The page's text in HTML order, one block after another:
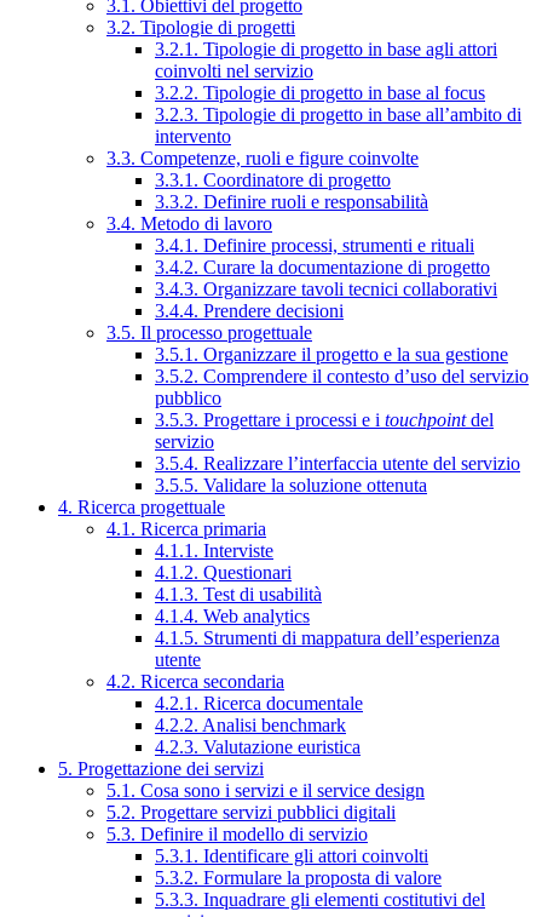
3.1. Obiettivi del progetto
3.2. Tipologie di progetti
3.2.1. Tipologie di progetto in base agli attori
coinvolti nel servizio
3.2.2. Tipologie di progetto in base al focus
3.2.3. Tipologie di progetto in base all’ambito di
intervento
3.3. Competenze, ruoli e figure coinvolte
3.3.1. Coordinatore di progetto
3.3.2. Definire ruoli e responsabilità
3.4. Metodo di lavoro
3.4.1. Definire processi, strumenti e rituali
3.4.2. Curare la documentazione di progetto
3.4.3. Organizzare tavoli tecnici collaborativi
3.4.4. Prendere decisioni
3.5. Il processo progettuale
3.5.1. Organizzare il progetto e la sua gestione
3.5.2. Comprendere il contesto d’uso del servizio
pubblico
3.5.3. Progettare i processi e i touchpointdel
servizio
3.5.4. Realizzare l’interfaccia utente del servizio
3.5.5. Validare la soluzione ottenuta
4. Ricerca progettuale
4.1. Ricerca primaria
4.1.1. Interviste
4.1.2. Questionari
4.1.3. Test di usabilità
4.1.4. Web analytics
4.1.5. Strumenti di mappatura dell’esperienza
utente
4.2. Ricerca secondaria
4.2.1. Ricerca documentale
4.2.2. Analisi benchmark
4.2.3. Valutazione euristica
5. Progettazione dei servizi
5.1. Cosa sono i servizi e il service design
5.2. Progettare servizi pubblici digitali
5.3. Definire il modello di servizio
5.3.1. Identificare gli attori coinvolti
5.3.2. Formulare la proposta di valore
5.3.3. Inquadrare gli elementi costitutivi del